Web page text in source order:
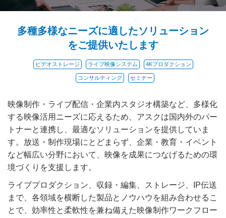
多種多様なニーズに適したソリューション
をご提供いたします
ビデオストレージ ライブ映像システム 4Kプロダクション
コンサルティング セミナー
映像制作・ライブ配信・企業内スタジオ構築など、多様化
する映像活用ニーズに応えるため、アスクは国内外のパー
トナーと連携し、最適なソリューションを提供していま
す。放送・制作現場にとどまらず、企業・教育・イベント
など幅広い分野において、映像を成果につなげるための環
境づくりを支援します。
ライブプロダクション、収録・編集、ストレージ、IP伝送
まで、各領域を横断した製品とノウハウを組み合わせるこ
とで、効率性と柔軟性を兼ね備えた映像制作ワークフロー